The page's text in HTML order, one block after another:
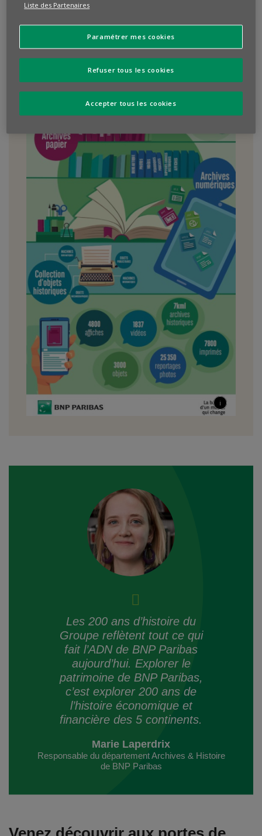
Paribas permettent de nourrir la réflexion
historique et de mieux éclairer les phénomènes
économiques passés, actuels et futurs.
Les 200 ans d’histoire du
Groupe reflètent tout ce qui
fait l’ADN de BNP Paribas
aujourd’hui. Explorer le
patrimoine de BNP Paribas,
c’est explorer 200 ans de
l’histoire économique et
financière des 5 continents.
Marie Laperdrix
Responsable du département Archives & Histoire
de BNP Paribas
Liste des Partenaires
Paramétrer mes cookies
Refuser tous les cookies
Accepter tous les cookies